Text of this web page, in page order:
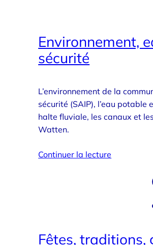
Environnement,
sécurité
L’environnement de la
sécurité (SAIP), l’eau potable
halte fluviale, les canaux et
Watten.
Continuer la lecture
Fêtes, traditions,